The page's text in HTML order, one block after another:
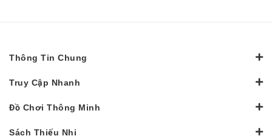
Thông Tin Chung
Truy Cập Nhanh
Đồ Chơi Thông Minh
Sách Thiếu Nhi